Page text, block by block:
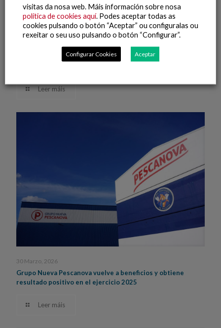
21 Maio, 2026
Grupo Nueva Pescanova impulsa SENSOMARE, un proyecto
de I+D para optimizar la calidad alimentaria y fomentar la
automatización logística en la industria de productos del
Leer máis
30 Marzo, 2026
Grupo Nueva Pescanova vuelve a beneficios y obtiene
resultado positivo en el ejercicio 2025
Leer máis
visitas da nosa web. Máis información sobre nosa
política de cookies aquí. Podes aceptar todas as
cookies pulsando o botón “Aceptar” ou configuralas ou
rexeitar o seu uso pulsando o botón “Configurar”.
Configurar Cookies Aceptar